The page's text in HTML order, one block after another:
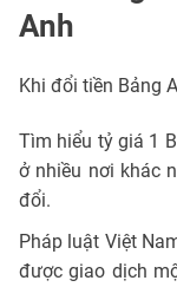
Anh
Khi đổi tiền Bảng
Tìm hiểu tỷ giá 1
ở nhiều nơi khác
đổi.
Pháp luật Việt
được giao dịch